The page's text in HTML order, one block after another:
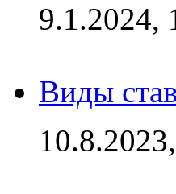
9.1.2024,
Виды